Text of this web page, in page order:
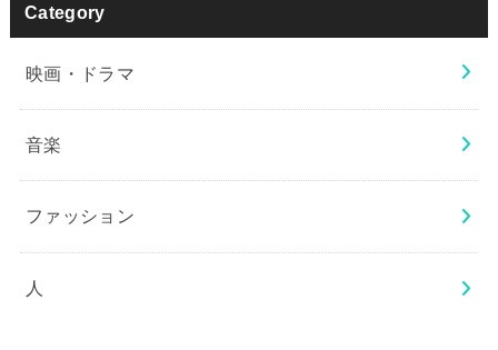
Category
映画・ドラマ
音楽
ファッション
人